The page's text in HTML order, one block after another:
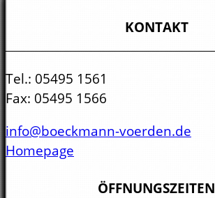
KONTAKT
Tel.: 05495 1561
Fax: 05495 1566
info@boeckmann-voerden.de
Homepage
ÖFFNUNGSZEITEN